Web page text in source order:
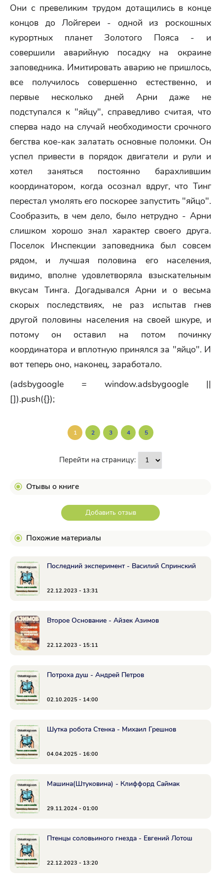
Они с превеликим трудом дотащились в конце
концов до Лойгереи - одной из роскошных
курортных планет Золотого Пояса - и
совершили аварийную посадку на окраине
заповедника. Имитировать аварию не пришлось,
все получилось совершенно естественно, и
первые несколько дней Арни даже не
подступался к "яйцу", справедливо считая, что
сперва надо на случай необходимости срочного
бегства кое-как залатать основные поломки. Он
успел привести в порядок двигатели и рули и
хотел заняться постоянно барахлившим
координатором, когда осознал вдруг, что Тинг
перестал умолять его поскорее запустить "яйцо".
Сообразить, в чем дело, было нетрудно - Арни
слишком хорошо знал характер своего друга.
Поселок Инспекции заповедника был совсем
рядом, и лучшая половина его населения,
видимо, вполне удовлетворяла взыскательным
вкусам Тинга. Догадывался Арни и о весьма
скорых последствиях, не раз испытав гнев
другой половины населения на своей шкуре, и
потому он оставил на потом починку
координатора и вплотную принялся за "яйцо". И
вот теперь оно, наконец, заработало.
(adsbygoogle = window.adsbygoogle ||
[]).push({});
1 2 3 4 5
Перейти на страницу:
Отывы о книге
Добавить отзыв
Похожие материалы
Последний эксперимент - Василий Спринский
22.12.2023 - 13:31
Второе Основание - Айзек Азимов
22.12.2023 - 15:11
Потроха душ - Андрей Петров
02.10.2025 - 14:00
Шутка робота Стенка - Михаил Грешнов
04.04.2025 - 16:00
Машина(Штуковина) - Клиффорд Саймак
29.11.2024 - 01:00
Птенцы соловьиного гнезда - Евгений Лотош
22.12.2023 - 13:20